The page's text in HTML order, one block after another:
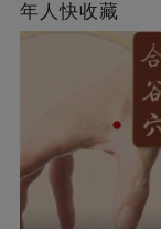
年人快收藏